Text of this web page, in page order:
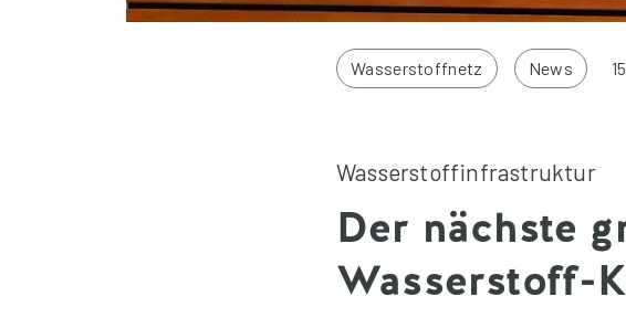
Wasserstoffnetz News
Wasserstoffinfrastruktur
Der nächste
Wasserstoff-